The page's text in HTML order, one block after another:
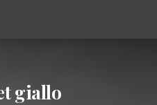
giallo